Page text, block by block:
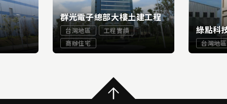
群光電子總部大樓土建工程
台灣地區
工程實績
商辦住宅
READ MORE
綠點科
台灣地區